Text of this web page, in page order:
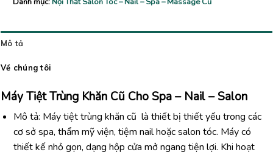
Mô tả
Về chúng tôi
Máy Tiệt Trùng Khăn Cũ Cho Spa – Nail – Salon
Mô tả: Máy tiệt trùng khăn cũ là thiết bị thiết yếu trong các
cơ sở spa, thẩm mỹ viện, tiệm nail hoặc salon tóc. Máy có
thiết kế nhỏ gọn, dạng hộp cửa mở ngang tiện lợi. Khi hoạt